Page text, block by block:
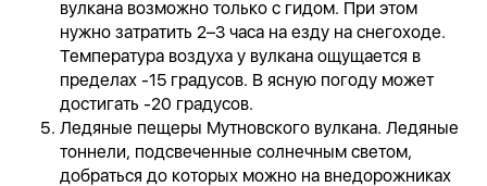
вулкана возможно только с гидом. При этом
нужно затратить 2–3 часа на езду на снегоходе.
Температура воздуха у вулкана ощущается в
пределах -15 градусов. В ясную погоду может
достигать -20 градусов.
Ледяные пещеры Мутновского вулкана. Ледяные
тоннели, подсвеченные солнечным светом,
добраться до которых можно на внедорожниках